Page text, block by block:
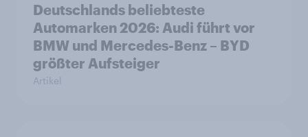
Deutschlands beliebteste
Automarken 2026: Audi führt vor
BMW und Mercedes-Benz – BYD
größter Aufsteiger
Artikel